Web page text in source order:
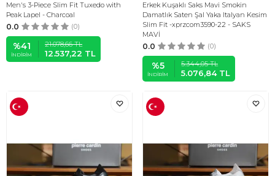
Men's 3-Piece Slim Fit Tuxedo with
Peak Lapel - Charcoal
0.0 (0)
%41
İNDIRIM
21.078,66TL
12.537,22 TL
Erkek Kuşaklı Saks Mavi Smokin
Damatlık Saten Şal Yaka Italyan Kesim
Slim Fit -xprzcom3590-22 - SAKS
MAVİ
0.0 (0)
%5
İNDIRIM
5.344,05TL
5.076,84TL